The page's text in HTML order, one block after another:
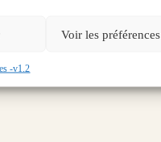
Voir les préférences
-v1.2